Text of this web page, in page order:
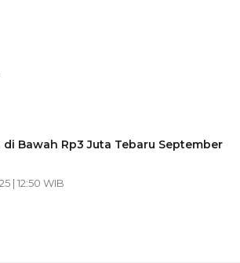
di Bawah Rp3 Juta Tebaru September
| 12:50 WIB